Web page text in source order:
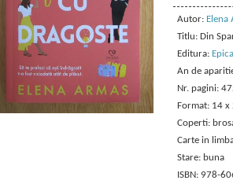
Autor: Elena
Titlu: Din
Editura: Epica
An de
Nr. pagini:
Format: 14 x
Coperti:
Carte in
Stare: buna
ISBN: 978-